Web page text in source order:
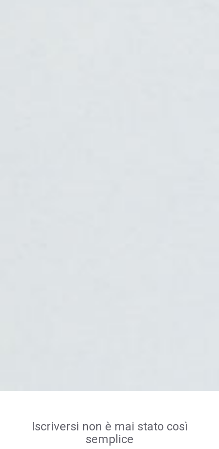
Iscriversi non è mai stato così
semplice